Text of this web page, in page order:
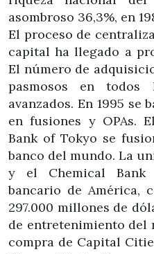
asombroso 36,3%, en
El proceso de
capital ha llegado a
El número de
pasmosos en todos
avanzados. En 1995 se
en fusiones y OPAs.
Bank of Tokyo se
banco del mundo. La
y el Chemical
bancario de América,
297.000 millones de
de entretenimiento del
compra de Capital